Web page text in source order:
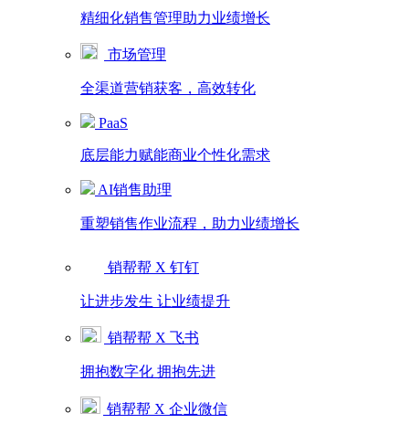
精细化销售管理助力业绩增长
市场管理
全渠道营销获客，高效转化
PaaS
底层能力赋能商业个性化需求
AI销售助理
重塑销售作业流程，助力业绩增长
销帮帮 X 钉钉
让进步发生 让业绩提升
销帮帮 X 飞书
拥抱数字化 拥抱先进
销帮帮 X 企业微信